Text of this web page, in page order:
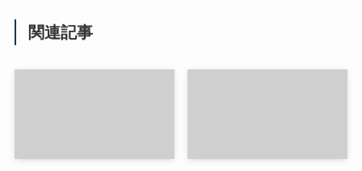
関連記事